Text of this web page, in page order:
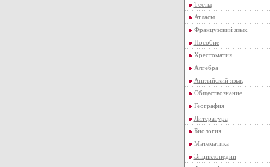
Тесты
Атласы
Французский язык
Пособие
Хрестоматия
Алгебра
Английский язык
Обществознание
География
Литература
Биология
Математика
Энциклопедии